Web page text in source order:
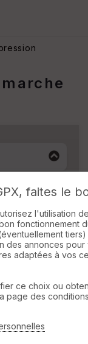
faites le
l'utilisation
fonctionnement
des annonces pour
adaptées à vos
ce choix ou
page des